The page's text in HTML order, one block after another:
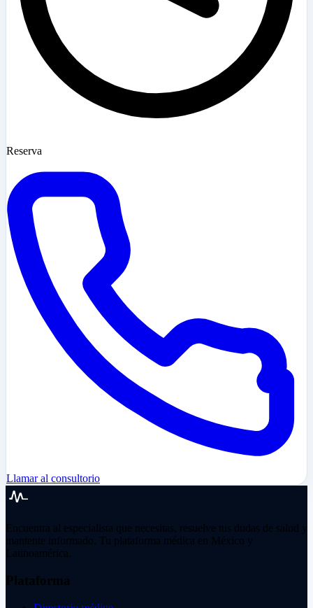
Reserva
Llamar al consultorio
Encuentra al especialista que necesitas, resuelve tus dudas de salud y
mantente informado. Tu plataforma médica en México y
Latinoamérica.
Plataforma